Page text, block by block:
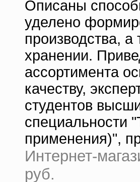
Описаны
уделено
производства,
хранении.
ассортимента
качеству,
студентов
специальности
применения)",
Интернет-
руб.